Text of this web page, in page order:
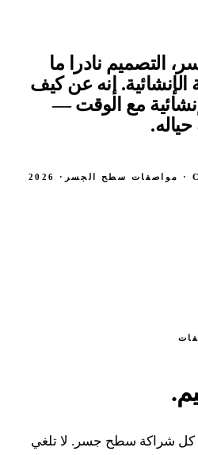
نادرا ما
إنه عن كيف
مع الوقت —
· 2026
سطح جسر. لا تلغي